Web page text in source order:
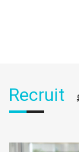
Recruit